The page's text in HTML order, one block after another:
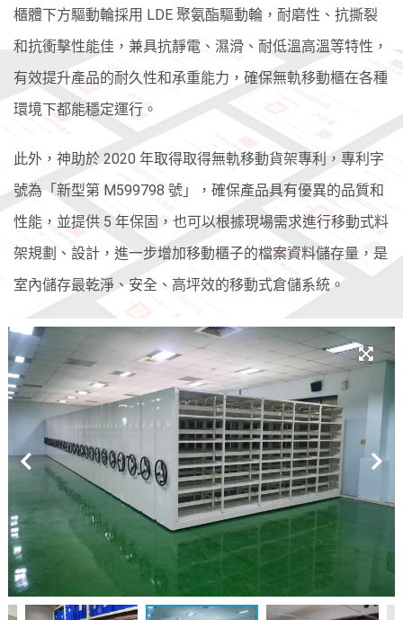
櫃體下方驅動輪採用 LDE 聚氨酯驅動輪，耐磨性、抗撕裂
和抗衝擊性能佳，兼具抗靜電、濕滑、耐低溫高溫等特性，
有效提升產品的耐久性和承重能力，確保無軌移動櫃在各種
環境下都能穩定運行。
此外， 神助於 2020 年取得取得無軌移動貨架專利，專利字
號為「新型第 M599798 號」，確保產品具有優異的品質和
性能，並提供 5 年保固 ，也可以根據現場需求進行移動式料
架規劃、設計，進一步增加移動櫃子的檔案資料儲存量 ，是
室內儲存最乾淨、安全、高坪效的移動式倉儲系統。